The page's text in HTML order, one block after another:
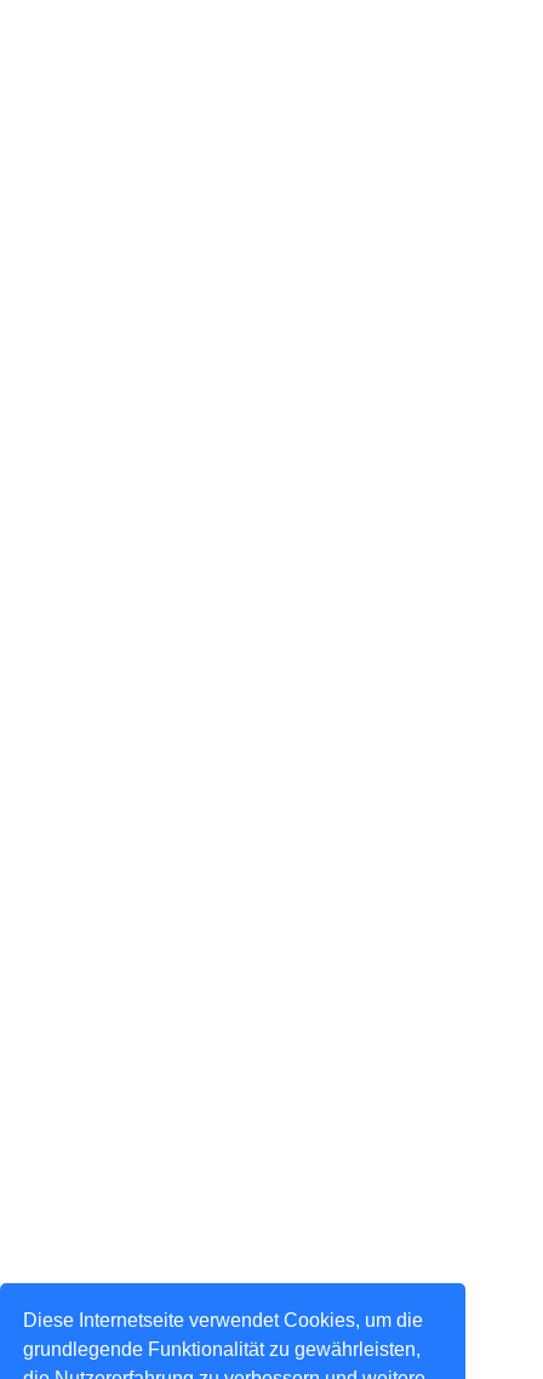
Diese Internetseite verwendet Cookies, um die
grundlegende Funktionalität zu gewährleisten,